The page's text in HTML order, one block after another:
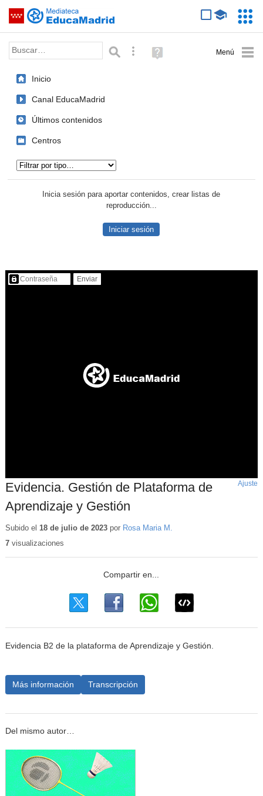
Saltar navegación
Palabra o frase: Búsqueda avanzada
Ayuda
(en
Inicio
Canal EducaMadrid
Últimos contenidos
Centros
Inicia sesión para aportar contenidos, crear listas de
reproducción...
Iniciar sesión
Contenido protegido…
Evidencia. Gestión de Plataforma de
Aprendizaje y Gestión
Ajuste
Subido el 18 de julio de 2023por Rosa Maria M.
7visualizaciones
Evidencia B2 de la plataforma de Aprendizaje y Gestión.
Más información Transcripción
Del mismo autor…